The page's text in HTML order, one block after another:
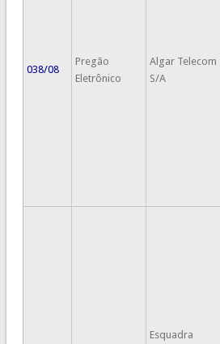
038/08
Pregão
Eletrônico
Algar Telecom
S/A
Esquadra